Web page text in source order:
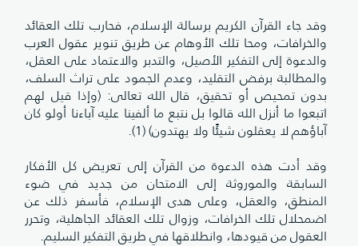
وقد جاء القرآن الكريم برسالة الإسلام، فحارب تلك العقائد
والخرافات، ومحا تلك الأوهام عن طريق تنوير عقول العرب
والدعوة إلى التفكير الأصيل، والتدبر والاعتماد على العقل،
والمطالبة برفض التقليد، وعدم الجمود على تراث السلف،
بدون تمحيص أو تحقيق، قال الله تعالى: (وإذا قيل لهم
اتبعوا ما أنزل الله قالوا بل نتبع ما ألفينا عليه آباءنا أولو كان
آباؤهم لا يعقلون شيئًا ولا يهتدون) (1).
وقد أدت هذه الدعوة من القرآن إلى تعريض كل الأفكار
السابقة والموروثة إلى الامتحان من جديد في ضوء
المنطق، والعقل، وعلى هدى الإسلام، فأسفر ذلك عن
اضمحلال تلك الخرافات، وزوال تلك العقائد الجاهلية، وتحرر
العقول من قيودها، وانطلاقها في طريق التفكير السليم.